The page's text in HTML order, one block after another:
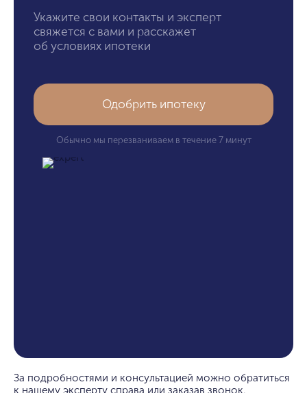
Укажите свои контакты и эксперт
свяжется с вами и расскажет
об условиях ипотеки
Одобрить ипотеку
Обычно мы перезваниваем в течение 7 минут
За подробностями и консультацией можно обратиться
к нашему эксперту справа или заказав звонок.